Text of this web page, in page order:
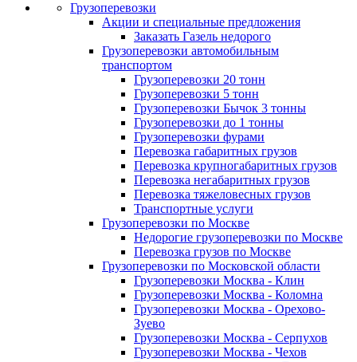
Грузоперевозки
Акции и специальные предложения
Заказать Газель недорого
Грузоперевозки автомобильным
транспортом
Грузоперевозки 20 тонн
Грузоперевозки 5 тонн
Грузоперевозки Бычок 3 тонны
Грузоперевозки до 1 тонны
Грузоперевозки фурами
Перевозка габаритных грузов
Перевозка крупногабаритных грузов
Перевозка негабаритных грузов
Перевозка тяжеловесных грузов
Транспортные услуги
Грузоперевозки по Москве
Недорогие грузоперевозки по Москве
Перевозка грузов по Москве
Грузоперевозки по Московской области
Грузоперевозки Москва - Клин
Грузоперевозки Москва - Коломна
Грузоперевозки Москва - Орехово-
Зуево
Грузоперевозки Москва - Серпухов
Грузоперевозки Москва - Чехов